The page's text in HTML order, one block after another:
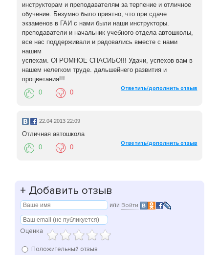
инструкторам и преподавателям за терпение и отличное
обучение. Безумно было приятно, что при сдаче
экзаменов в ГАИ с нами были наши инструкторы.
преподаватели и начальник учебного отдела автошколы,
все нас поддерживали и радовались вместе с нами
нашим
успехам. ОГРОМНОЕ СПАСИБО!!! Удачи, успехов вам в
нашем нелегком труде. дальшейнего развития и
процветания!!!
Ответить/дополнить отзыв
0 0
22.04.2013 22:09
Отличная автошкола
Ответить/дополнить отзыв
0 0
+ Добавить отзыв
или Войти
Оценка
Положительный отзыв